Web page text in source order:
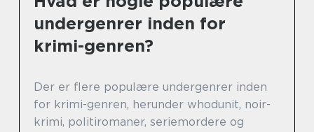
undergenrer inden for
krimi-genren?
Der er flere populære undergenrer inden
for krimi-genren, herunder whodunit, noir-
krimi, politiromaner, seriemordere og